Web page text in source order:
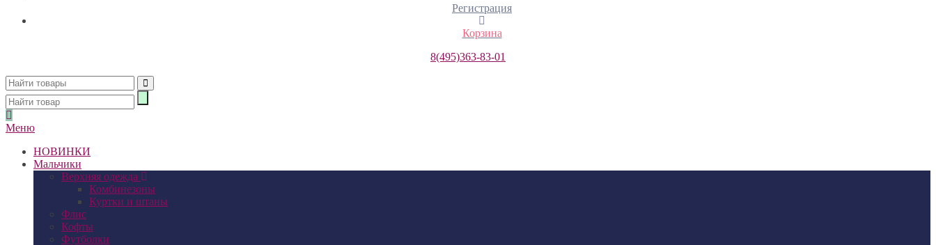
Регистрация
Корзина
8(495)363-83-01
Меню
НОВИНКИ
Мальчики
Верхняя одежда
Комбинезоны
Куртки и штаны
Флис
Кофты
Футболки